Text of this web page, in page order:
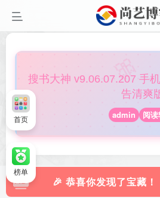
🎀
搜书大神 v9.06.07.207 手
告清爽
admin 阅
🎉 恭喜你发现了宝藏！
首页
榜单